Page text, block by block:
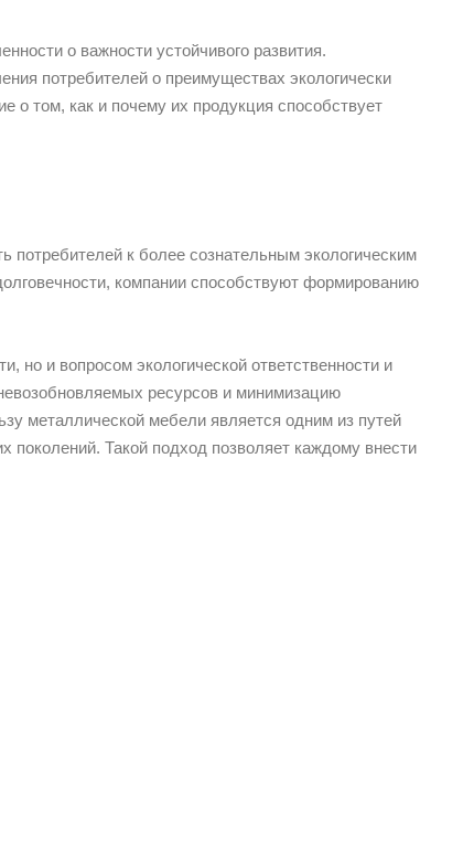
о важности устойчивого развития.
потребителей о преимуществах экологически
о том, как и почему их продукция способствует
потребителей к более сознательным экологическим
компании способствуют формированию
но и вопросом экологической ответственности и
ресурсов и минимизацию
металлической мебели является одним из путей
Такой подход позволяет каждому внести